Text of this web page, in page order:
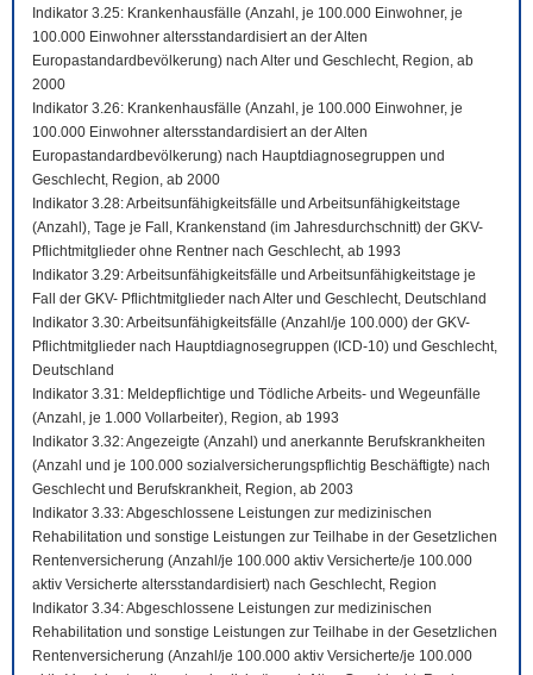
Indikator 3.25: Krankenhausfälle (Anzahl, je 100.000 Einwohner, je
100.000 Einwohner altersstandardisiert an der Alten
Europastandardbevölkerung) nach Alter und Geschlecht, Region, ab
2000
Indikator 3.26: Krankenhausfälle (Anzahl, je 100.000 Einwohner, je
100.000 Einwohner altersstandardisiert an der Alten
Europastandardbevölkerung) nach Hauptdiagnosegruppen und
Geschlecht, Region, ab 2000
Indikator 3.28: Arbeitsunfähigkeitsfälle und Arbeitsunfähigkeitstage
(Anzahl), Tage je Fall, Krankenstand (im Jahresdurchschnitt) der GKV-
Pflichtmitglieder ohne Rentner nach Geschlecht, ab 1993
Indikator 3.29: Arbeitsunfähigkeitsfälle und Arbeitsunfähigkeitstage je
Fall der GKV- Pflichtmitglieder nach Alter und Geschlecht, Deutschland
Indikator 3.30: Arbeitsunfähigkeitsfälle (Anzahl/je 100.000) der GKV-
Pflichtmitglieder nach Hauptdiagnosegruppen (ICD-10) und Geschlecht,
Deutschland
Indikator 3.31: Meldepflichtige und Tödliche Arbeits- und Wegeunfälle
(Anzahl, je 1.000 Vollarbeiter), Region, ab 1993
Indikator 3.32: Angezeigte (Anzahl) und anerkannte Berufskrankheiten
(Anzahl und je 100.000 sozialversicherungspflichtig Beschäftigte) nach
Geschlecht und Berufskrankheit, Region, ab 2003
Indikator 3.33: Abgeschlossene Leistungen zur medizinischen
Rehabilitation und sonstige Leistungen zur Teilhabe in der Gesetzlichen
Rentenversicherung (Anzahl/je 100.000 aktiv Versicherte/je 100.000
aktiv Versicherte altersstandardisiert) nach Geschlecht, Region
Indikator 3.34: Abgeschlossene Leistungen zur medizinischen
Rehabilitation und sonstige Leistungen zur Teilhabe in der Gesetzlichen
Rentenversicherung (Anzahl/je 100.000 aktiv Versicherte/je 100.000